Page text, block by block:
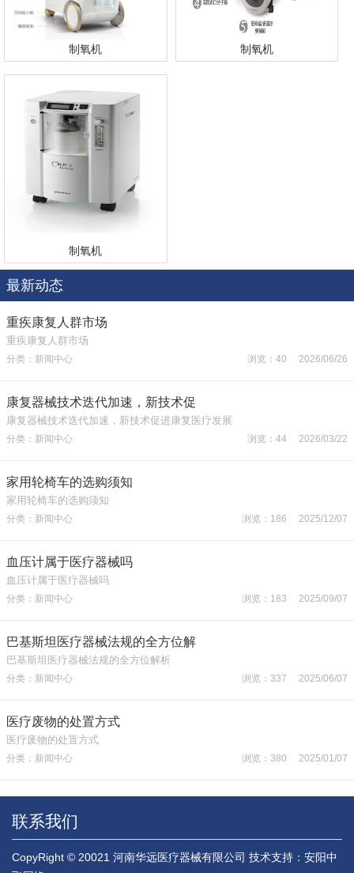
制氧机 制氧机
制氧机
最新动态
重疾康复人群市场
重疾康复人群市场
分类：新闻中心 浏览：40 2026/06/26
康复器械技术迭代加速，新技术促
康复器械技术迭代加速，新技术促进康复医疗发展
分类：新闻中心 浏览：44 2026/03/22
家用轮椅车的选购须知
家用轮椅车的选购须知
分类：新闻中心 浏览：186 2025/12/07
血压计属于医疗器械吗
血压计属于医疗器械吗
分类：新闻中心 浏览：183 2025/09/07
巴基斯坦医疗器械法规的全方位解
巴基斯坦医疗器械法规的全方位解析
分类：新闻中心 浏览：337 2025/06/07
医疗废物的处置方式
医疗废物的处置方式
分类：新闻中心 浏览：380 2025/01/07
联系我们
CopyRight © 20021 河南华远医疗器械有限公司 技术支持：安阳中